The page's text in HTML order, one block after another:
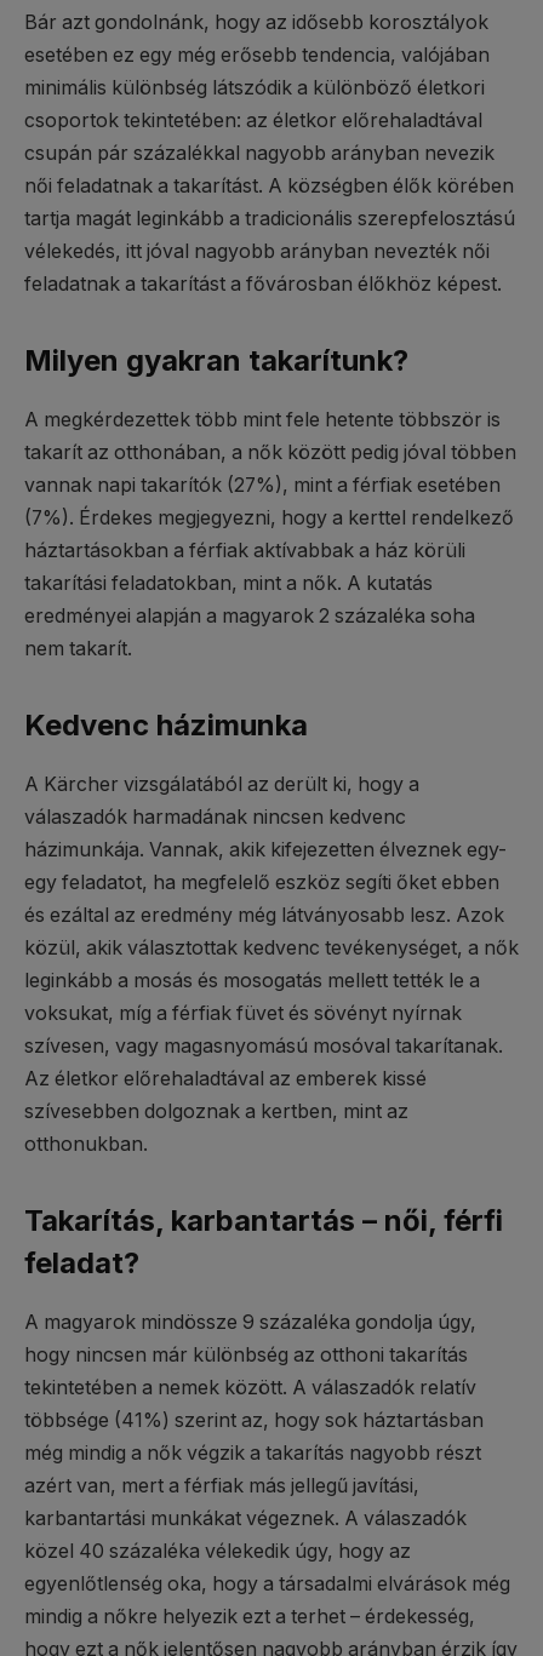
Bár azt gondolnánk, hogy az idősebb korosztályok
esetében ez egy még erősebb tendencia, valójában
minimális különbség látszódik a különböző életkori
csoportok tekintetében: az életkor előrehaladtával
csupán pár százalékkal nagyobb arányban nevezik
női feladatnak a takarítást. A községben élők körében
tartja magát leginkább a tradicionális szerepfelosztású
vélekedés, itt jóval nagyobb arányban nevezték női
feladatnak a takarítást a fővárosban élőkhöz képest.
Milyen gyakran takarítunk?
A megkérdezettek több mint fele hetente többször is
takarít az otthonában, a nők között pedig jóval többen
vannak napi takarítók (27%), mint a férfiak esetében
(7%). Érdekes megjegyezni, hogy a kerttel rendelkező
háztartásokban a férfiak aktívabbak a ház körüli
takarítási feladatokban, mint a nők. A kutatás
eredményei alapján a magyarok 2 százaléka soha
nem takarít.
Kedvenc házimunka
A Kärcher vizsgálatából az derült ki, hogy a
válaszadók harmadának nincsen kedvenc
házimunkája. Vannak, akik kifejezetten élveznek egy-
egy feladatot, ha megfelelő eszköz segíti őket ebben
és ezáltal az eredmény még látványosabb lesz. Azok
közül, akik választottak kedvenc tevékenységet, a nők
leginkább a mosás és mosogatás mellett tették le a
voksukat, míg a férfiak füvet és sövényt nyírnak
szívesen, vagy magasnyomású mosóval takarítanak.
Az életkor előrehaladtával az emberek kissé
szívesebben dolgoznak a kertben, mint az
otthonukban.
Takarítás, karbantartás – női, férfi
feladat?
A magyarok mindössze 9 százaléka gondolja úgy,
hogy nincsen már különbség az otthoni takarítás
tekintetében a nemek között. A válaszadók relatív
többsége (41%) szerint az, hogy sok háztartásban
még mindig a nők végzik a takarítás nagyobb részt
azért van, mert a férfiak más jellegű javítási,
karbantartási munkákat végeznek. A válaszadók
közel 40 százaléka vélekedik úgy, hogy az
egyenlőtlenség oka, hogy a társadalmi elvárások még
mindig a nőkre helyezik ezt a terhet – érdekesség,
hogy ezt a nők jelentősen nagyobb arányban érzik így